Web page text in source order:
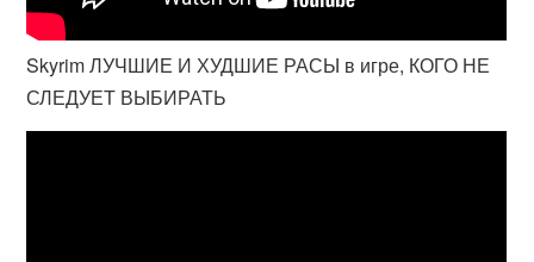
Skyrim ЛУЧШИЕ И ХУДШИЕ РАСЫ в игре, КОГО НЕ
СЛЕДУЕТ ВЫБИРАТЬ